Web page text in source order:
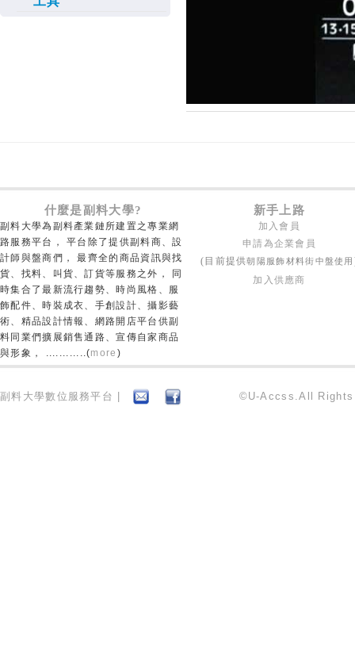
什麼是副料大學? 新手上路
副料大學為副料產業鏈所建置之專業網
路服務平台， 平台除了提供副料商、設
計師與盤商們， 最齊全的商品資訊與找
貨、找料、叫貨、訂貨等服務之外， 同
時集合了最新流行趨勢、時尚風格、服
飾配件、時裝成衣、手創設計、攝影藝
術、精品設計情報、網路開店平台供副
料同業們擴展銷售通路、宣傳自家商品
與形象， ............(more )
加入會員
申請為企業會員
(目前提供朝陽服飾材料街中盤使用
加入供應商
副料大學數位服務平台 | ©U-Accss.All Rights